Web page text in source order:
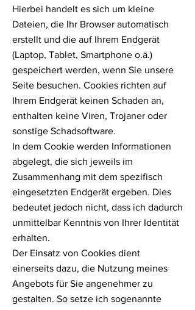
Hierbei handelt es sich um kleine
Dateien, die Ihr Browser automatisch
erstellt und die auf Ihrem Endgerät
(Laptop, Tablet, Smartphone o.ä.)
gespeichert werden, wenn Sie unsere
Seite besuchen. Cookies richten auf
Ihrem Endgerät keinen Schaden an,
enthalten keine Viren, Trojaner oder
sonstige Schadsoftware.
In dem Cookie werden Informationen
abgelegt, die sich jeweils im
Zusammenhang mit dem spezifisch
eingesetzten Endgerät ergeben. Dies
bedeutet jedoch nicht, dass ich dadurch
unmittelbar Kenntnis von Ihrer Identität
erhalten.
Der Einsatz von Cookies dient
einerseits dazu, die Nutzung meines
Angebots für Sie angenehmer zu
gestalten. So setze ich sogenannte